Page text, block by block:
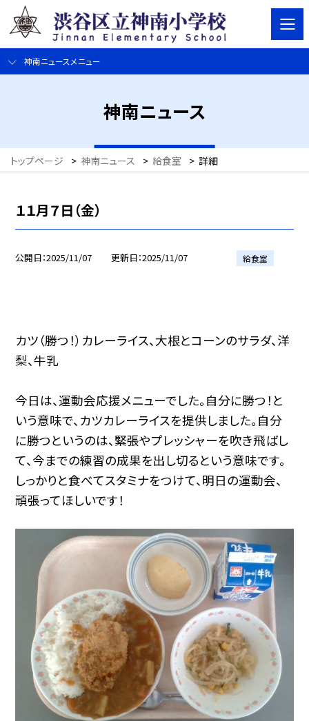
神南ニュースメニュー
神南ニュース
トップページ > 神南ニュース > 給食室 > 詳細
１１月７日（金）
公開日 2025/11/07 更新日 2025/11/07 給食室
カツ（勝つ！）カレーライス、大根とコーンのサラダ、洋
梨、牛乳
今日は、運動会応援メニューでした。自分に勝つ！と
いう意味で、カツカレーライスを提供しました。自分
に勝つというのは、緊張やプレッシャーを吹き飛ばし
て、今までの練習の成果を出し切るという意味です。
しっかりと食べてスタミナをつけて、明日の運動会、
頑張ってほしいです！